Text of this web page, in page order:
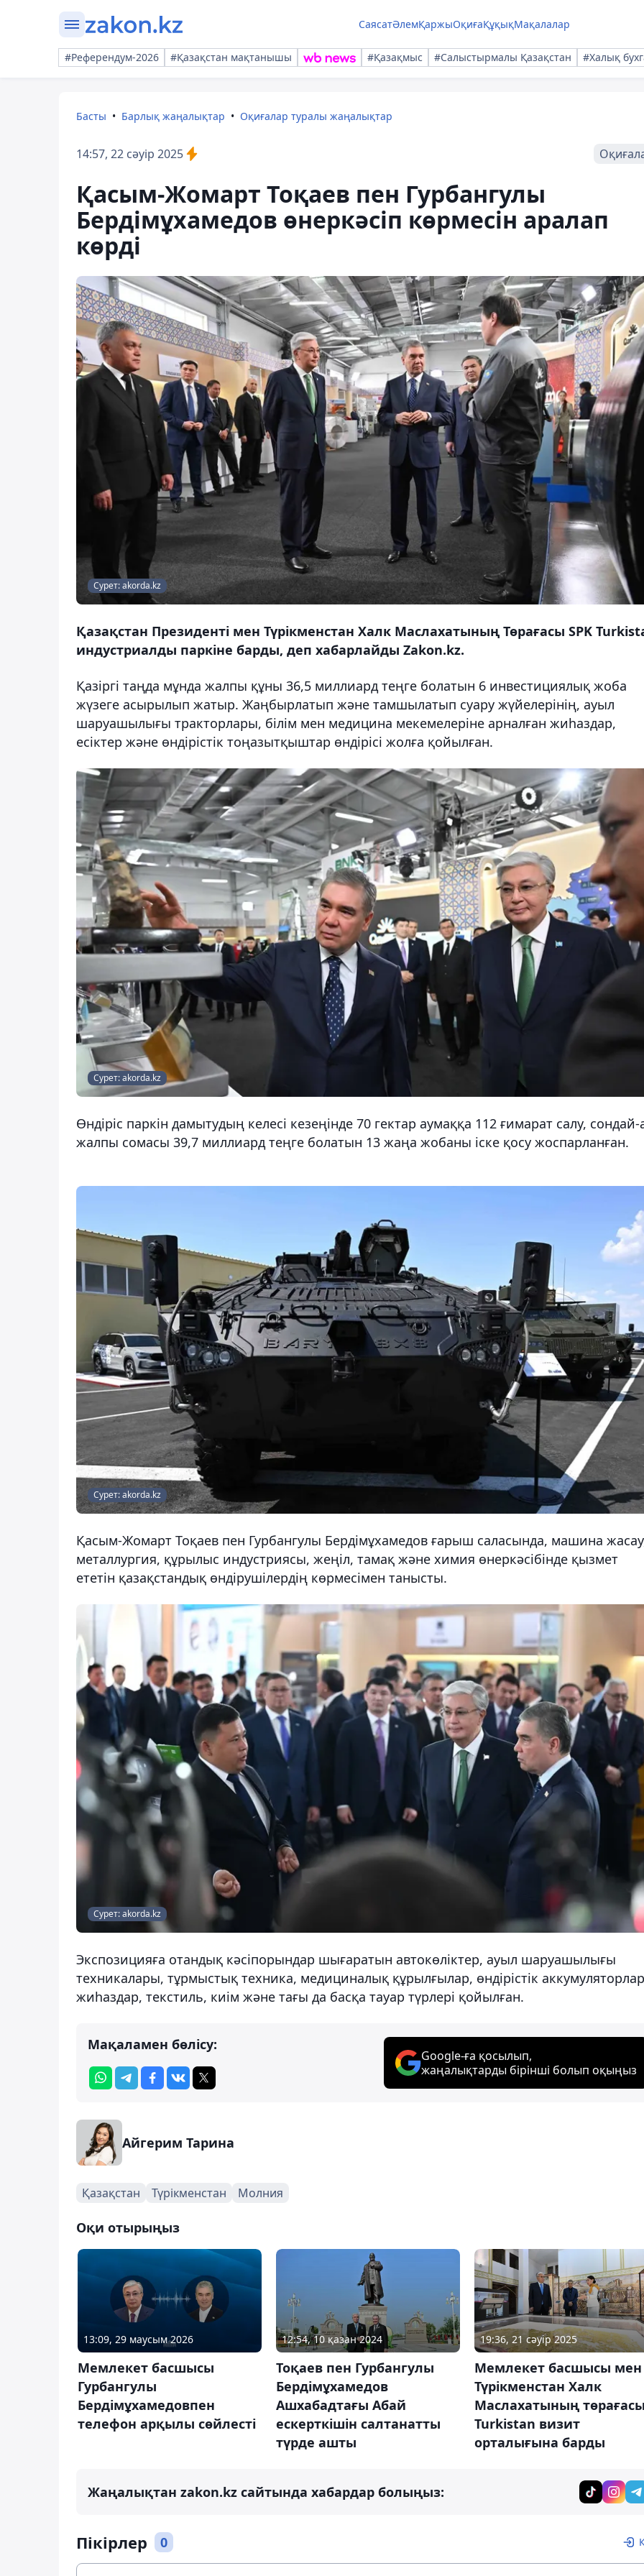
СаясатӘлемҚаржыОқиғаҚұқықМақалалар
#Референдум-2026 #Қазақстан мақтанышы #Қазақмыс #Салыстырмалы Қазақстан #Халық
Басты Барлық жаңалықтар Оқиғалар туралы жаңалықтар
14:57, 22 сәуір 2025
Қасым-Жомарт Тоқаев пен Гурбангулы
Бердімұхамедов өнеркәсіп көрмесін аралап
көрді
Сурет: akorda.kz
Қазақстан Президенті мен Түрікменстан Халк Маслахатының Төрағасы SPK
индустриалды паркіне барды, деп хабарлайды Zakon.kz.
Қазіргі таңда мұнда жалпы құны 36,5 миллиард теңге болатын 6 инвестициялық жоба
жүзеге асырылып жатыр. Жаңбырлатып және тамшылатып суару жүйелерінің, ауыл
шаруашылығы тракторлары, білім мен медицина мекемелеріне арналған жиһаздар,
есіктер және өндірістік тоңазытқыштар өндірісі жолға қойылған.
Сурет: akorda.kz
Өндіріс паркін дамытудың келесі кезеңінде 70 гектар аумаққа 112 ғимарат салу, сондай-
жалпы сомасы 39,7 миллиард теңге болатын 13 жаңа жобаны іске қосу жоспарланған.
Сурет: akorda.kz
Қасым-Жомарт Тоқаев пен Гурбангулы Бердімұхамедов ғарыш саласында, машина
металлургия, құрылыс индустриясы, жеңіл, тамақ және химия өнеркәсібінде қызмет
ететін қазақстандық өндірушілердің көрмесімен танысты.
Сурет: akorda.kz
Экспозицияға отандық кәсіпорындар шығаратын автокөліктер, ауыл шаруашылығы
техникалары, тұрмыстық техника, медициналық құрылғылар, өндірістік
жиһаздар, текстиль, киім және тағы да басқа тауар түрлері қойылған.
Мақаламен бөлісу:
Google-ға қосылып,
жаңалықтарды бірінші болып оқыңыз
Айгерим Тарина
Қазақстан Түрікменстан Молния
Оқи отырыңыз
13:09, 29 маусым 2026
Мемлекет басшысы
Гурбангулы
Бердімұхамедовпен
телефон арқылы сөйлесті
12:54, 10 қазан 2024
Тоқаев пен Гурбангулы
Бердімұхамедов
Ашхабадтағы Абай
ескерткішін салтанатты
түрде ашты
19:36, 21 сәуір 2025
Мемлекет басшысы мен
Түрікменстан Халк
Маслахатының
Turkistan визит
орталығына барды
Жаңалықтан zakon.kz сайтында хабардар болыңыз:
Пікірлер 0